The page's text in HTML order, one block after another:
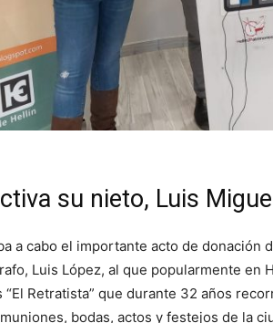
su nieto, Luis
a cabo el importante acto de donación
Luis López, al que popularmente en
Retratista” que durante 32 años
bodas, actos y festejos de la